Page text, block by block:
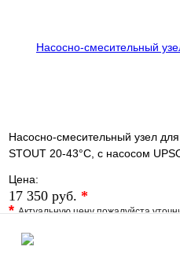
Насосно-смесительный узел
STOUT 20-43°C, с насосом
Цена:
17 350 руб. *
*Актуальную цену пожалуйста
В избранное